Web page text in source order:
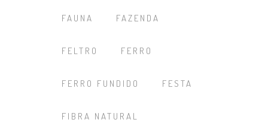
FAUNA FAZENDA
FELTRO FERRO
FERRO FUNDIDO FESTA
FIBRA NATURAL